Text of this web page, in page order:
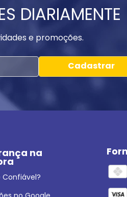
DIARIAMENTE
e promoções.
Cadastrar
na
Confiável?